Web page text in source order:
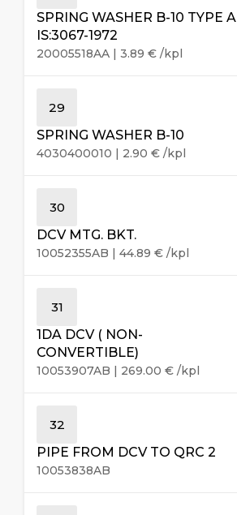
SPRING WASHER B-10 TYPE A
IS:3067-1972
20005518AA | 3.89 € /kpl
29
SPRING WASHER B-10
4030400010 | 2.90 € /kpl
30
DCV MTG. BKT.
10052355AB | 44.89 € /kpl
31
1DA DCV ( NON-
CONVERTIBLE)
10053907AB | 269.00 € /kpl
32
PIPE FROM DCV TO QRC 2
10053838AB